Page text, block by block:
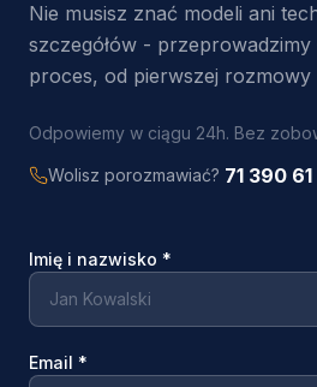
Nie musisz znać modeli ani
szczegółów - przeprowadzimy
proces, od pierwszej rozmowy
Odpowiemy w ciągu 24h. Bez
Wolisz porozmawiać? 71 390
Imię i nazwisko *
Email *